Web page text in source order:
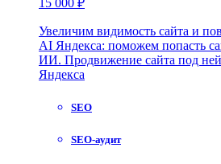
Увеличим видимость сайта и
AI Яндекса: поможем попасть
ИИ. Продвижение сайта под
Яндекса
SEO
SEO-аудит